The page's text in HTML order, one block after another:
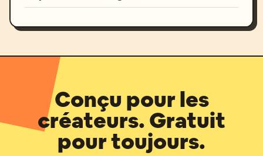
Conçu pour les
créateurs. Gratuit
pour toujours.